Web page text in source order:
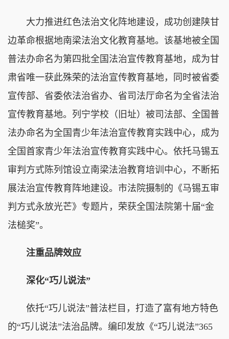
大力推进红色法治文化阵地建设，成功创建陕甘
边革命根据地南梁法治文化教育基地。该基地被全国
普法办命名为第四批全国法治宣传教育基地，成为甘
肃省唯一获此殊荣的法治宣传教育基地，同时被省委
宣传部、省委依法治省办、省司法厅命名为全省法治
宣传教育基地。列宁学校（旧址）被司法部、全国普
法办命名为全国青少年法治宣传教育实践中心，成为
全国首家青少年法治宣传教育实践中心。依托马锡五
审判方式陈列馆设立南梁法治教育培训中心，不断拓
展法治宣传教育阵地建设。市法院摄制的《马锡五审
判方式永放光芒》专题片，荣获全国法院第十届“金
法槌奖”。
注重品牌效应
深化“巧儿说法”
依托“巧儿说法”普法栏目，打造了富有地方特色
的“巧儿说法”法治品牌。编印发放《“巧儿说法”365